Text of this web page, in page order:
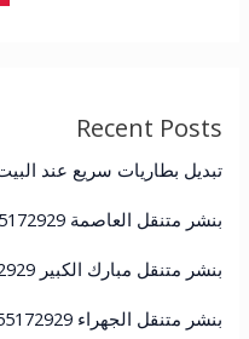
Recent Posts
تبديل بطاريات سريع عند البيت
بنشر متنقل العاصمة 55172929
بنشر متنقل مبارك الكبير 55172929
بنشر متنقل الجهراء 55172929